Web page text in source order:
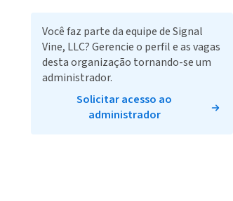
Você faz parte da equipe de Signal
Vine, LLC? Gerencie o perfil e as vagas
desta organização tornando-se um
administrador.
Solicitar acesso ao
administrador